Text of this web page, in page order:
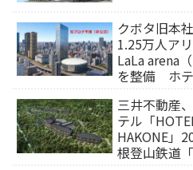
クボタ旧本
1.25万人ア
LaLa arena
を整備 ホテ
三井不動産
テル「
HAKONE」
根登山鉄道